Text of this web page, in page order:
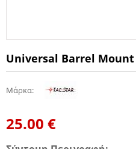
Universal Barrel Mount
Μάρκα:
25.00 €